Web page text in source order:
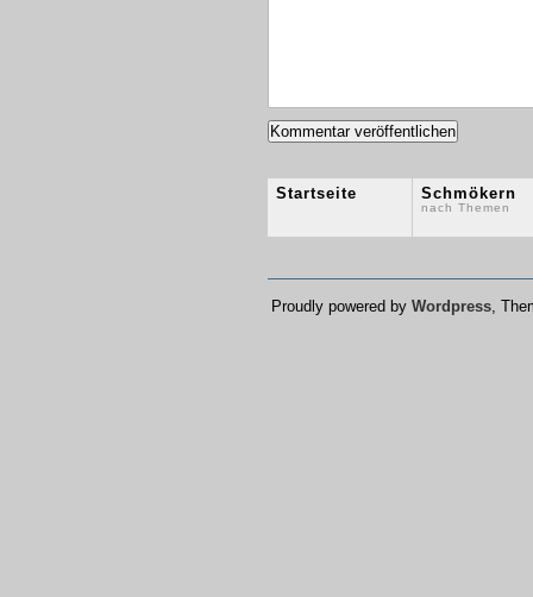
Startseite Schmökern
nach Themen
Proudly powered by Wordpress,